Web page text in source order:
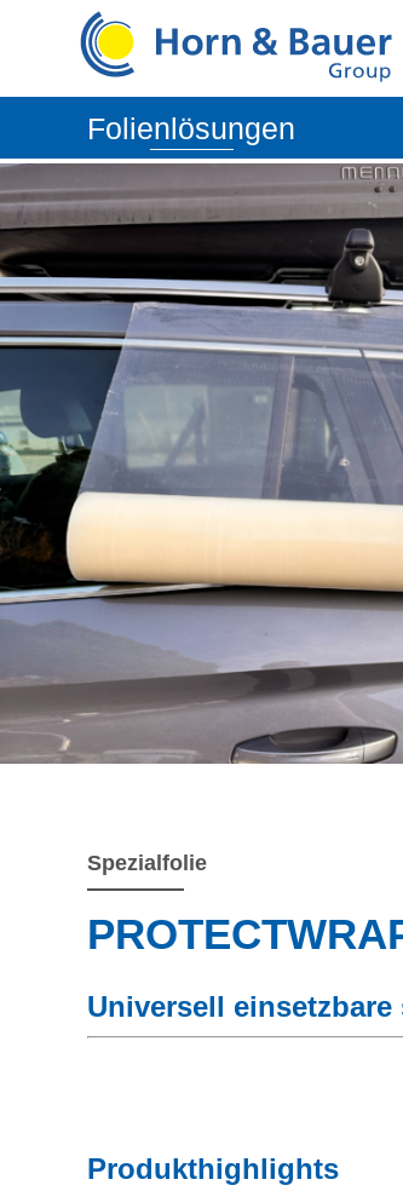
Spezialfolie
Universell
Produkthighlights
Folienlösungen
Fahrzeugschutzsysteme
Flexible Verpackungen
Technische Folien
Industriefolien